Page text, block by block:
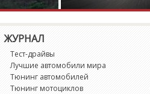
ЖУРНАЛ
Тест-драйвы
Лучшие автомобили мира
Тюнинг автомобилей
Тюнинг мотоциклов